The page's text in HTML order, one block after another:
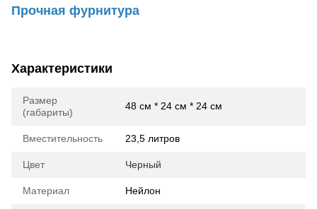
Прочная фурнитура
Характеристики
Размер
(габариты)
48 см * 24 см * 24 см
Вместительность 23,5 литров
Цвет Черный
Материал Нейлон